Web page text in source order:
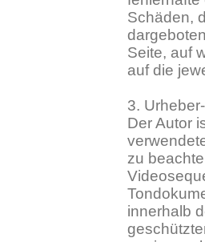
Schäden,
Seite, auf
auf die
3.
Der Autor
zu
innerhalb